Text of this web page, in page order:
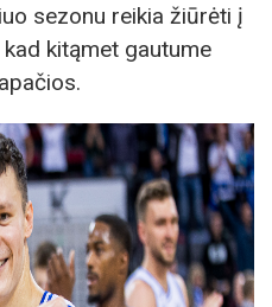
sezonu reikia žiūrėti į
kitąmet gautume